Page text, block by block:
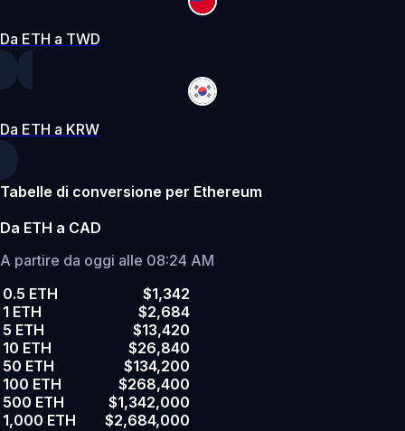
Da ETH a TWD
Da ETH a KRW
Tabelle di conversione per Ethereum
Da ETH a CAD
A partire da oggi alle 08:24 AM
0.5 ETH
$1,342
1 ETH
$2,684
5 ETH
$13,420
10 ETH
$26,840
50 ETH
$134,200
100 ETH
$268,400
500 ETH
$1,342,000
1,000 ETH
$2,684,000